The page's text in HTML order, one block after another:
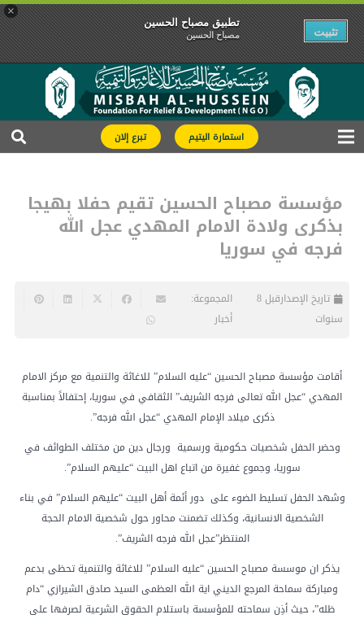
×
تطبیق مصباح الحسین
مصباح الحسین تثبیت
استمارة اليتيم تبرع إلان
مؤسسة مصباح الحسين تقيم حفلا بهيجا
بذكرى ولادة الامام المهدي عجل الله
فرجه في سوريا
تاريخ الإصدار
قبل 8
سنوات
المجموعة:
أخبار
أقامت مؤسسة مصباح الحسين “عليه السلام” للاغاثة والتنمية مع مركز الامام
المهدي “عجل الله تعالى فرجه الشريف” الثقافي في سوريا، إحتفالاً بمناسبة
ذكرى ميلاد الإمام المهدي “عجل الله فرجه”.
وحضر الحفل شخصيات حكومية ورسمية ورجال دين من مختلف الطوائف في
سوريا، وجموع غفيرة من اتباع اهل البيت “عليهم السلام”.
وشهد الحفل تسليط الضوء على دور أئمة أهل البيت “عليهم السلام” في بناء
الشخصية الانسانية، وكذلك تضمنت محاور حول شخصية الامام الحجة
المنتظر”عجل الله فرجه الشريف”.
يذكر ان موسسة مصباح الحسين “عليه السلام” للاغاثة والتنمية تحظى بدعم
ومباركة سماحة المرجع الديني اية الله العظمى السيد صادق الشيرازي “دام
ظله”، حيث أذِن سماحته للمؤسسة باستلام الحقوق الشرعية لصرفها على